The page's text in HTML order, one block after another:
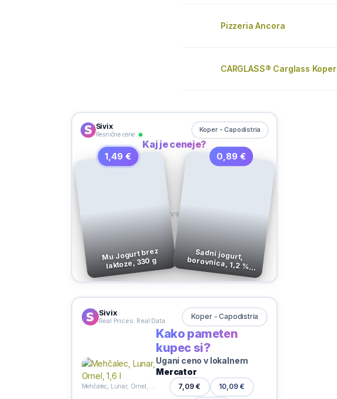
Pizzeria Ancora
CARGLASS® Carglass Koper
Sivix
Resnične cene
Koper - Capodistria
Kaj je ceneje?
1,49 €
Mu Jogurt brez
laktoze, 330 g
VS
0,89 €
Sadni jogurt,
borovnica, 1,2 %
m.m., LCA, 180 g
Sivix
Real Prices. Real Data Koper - Capodistria
Kako pameten
kupec si?
Ugani ceno v lokalnem
Mercator
7,09 € 10,09 €